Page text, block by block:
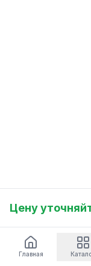
Цену
Главная